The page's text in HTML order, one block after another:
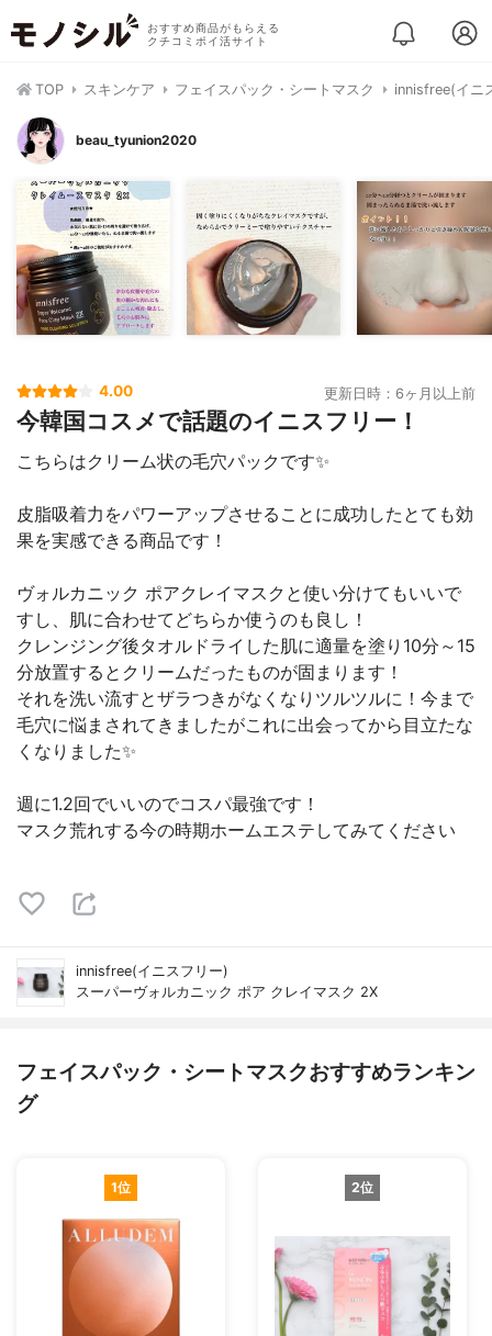
おすすめ商品がもらえる
クチコミポイ活サイト
TOP スキンケア フェイスパック・シートマスク innisfree(イニ
beau_tyunion2020
4.00 更新日時：6ヶ月以上前
今韓国コスメで話題のイニスフリー！
こちらはクリーム状の毛穴パックです✨
皮脂吸着力をパワーアップさせることに成功したとても効
果を実感できる商品です！
ヴォルカニック ポアクレイマスクと使い分けてもいいで
すし、肌に合わせてどちらか使うのも良し！
クレンジング後タオルドライした肌に適量を塗り10分～15
分放置するとクリームだったものが固まります！
それを洗い流すとザラつきがなくなりツルツルに！今まで
毛穴に悩まされてきましたがこれに出会ってから目立たな
くなりました✨
週に1.2回でいいのでコスパ最強です！
マスク荒れする今の時期ホームエステしてみてください
innisfree(イニスフリー)
スーパーヴォルカニック ポア クレイマスク 2X
フェイスパック・シートマスクおすすめランキン
グ
1位 2位